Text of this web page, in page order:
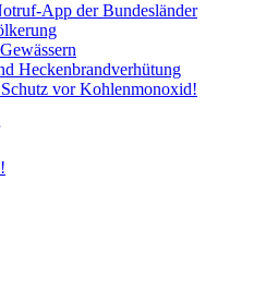
App der Bundesländer
Heckenbrandverhütung
vor Kohlenmonoxid!